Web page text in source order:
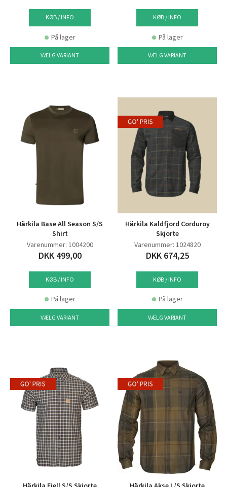
KØB / INFO
På lager
VÆLG VARIANT
KØB / INFO
På lager
VÆLG VARIANT
Härkila Base All Season S/S
Shirt
Varenummer: 1004200
DKK 499,00
KØB / INFO
På lager
VÆLG VARIANT
Härkila Kaldfjord Corduroy
Skjorte
Varenummer: 1024820
DKK 674,25
KØB / INFO
På lager
VÆLG VARIANT